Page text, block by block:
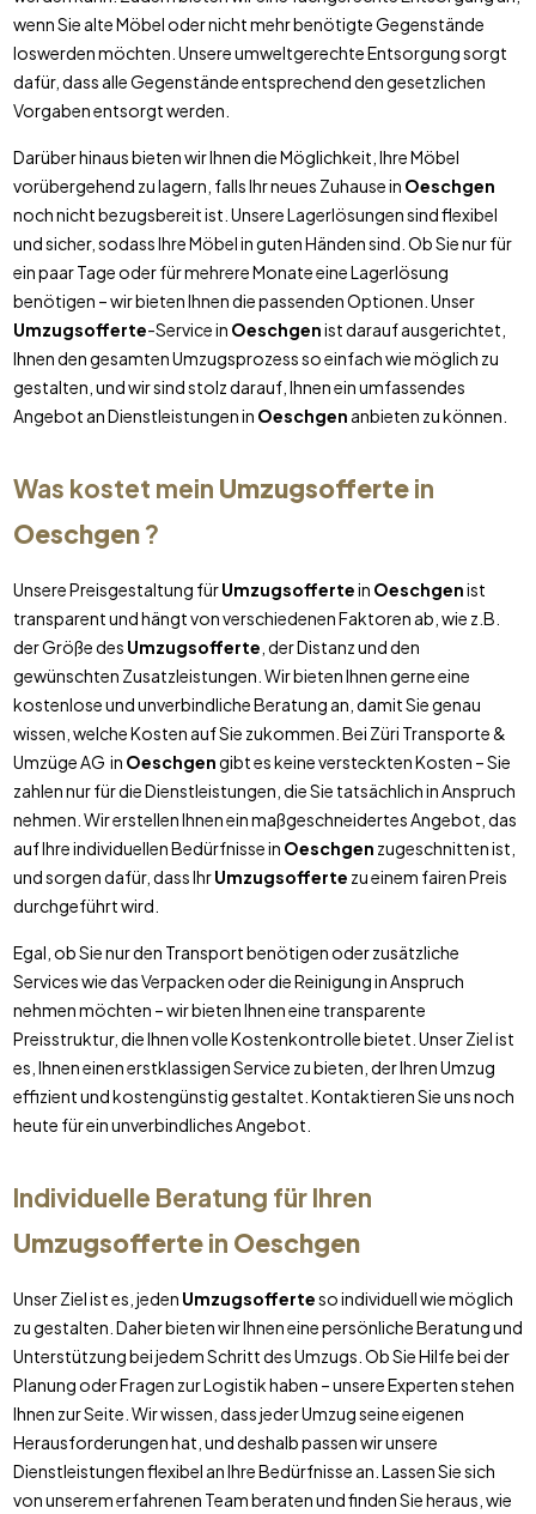
wenn Sie alte Möbel oder nicht mehr benötigte Gegenstände
loswerden möchten. Unsere umweltgerechte Entsorgung sorgt
dafür, dass alle Gegenstände entsprechend den gesetzlichen
Vorgaben entsorgt werden.
Darüber hinaus bieten wir Ihnen die Möglichkeit, Ihre Möbel
vorübergehend zu lagern, falls Ihr neues Zuhause in Oeschgen
noch nicht bezugsbereit ist. Unsere Lagerlösungen sind flexibel
und sicher, sodass Ihre Möbel in guten Händen sind. Ob Sie nur für
ein paar Tage oder für mehrere Monate eine Lagerlösung
benötigen – wir bieten Ihnen die passenden Optionen. Unser
Umzugsofferte-Service in Oeschgenist darauf ausgerichtet,
Ihnen den gesamten Umzugsprozess so einfach wie möglich zu
gestalten, und wir sind stolz darauf, Ihnen ein umfassendes
Angebot an Dienstleistungen in Oeschgen anbieten zu können.
Was kostet mein Umzugsoffertein
Oeschgen?
Unsere Preisgestaltung fürUmzugsoffertein Oeschgenist
transparent und hängt von verschiedenen Faktoren ab, wie z.B.
der Größe des Umzugsofferte , der Distanz und den
gewünschten Zusatzleistungen. Wir bieten Ihnen gerne eine
kostenlose und unverbindliche Beratung an, damit Sie genau
wissen, welche Kosten auf Sie zukommen. Bei Züri Transporte &
Umzüge AG in Oeschgengibt es keine versteckten Kosten – Sie
zahlen nur für die Dienstleistungen, die Sie tatsächlich in Anspruch
nehmen. Wir erstellen Ihnen ein maßgeschneidertes Angebot, das
auf Ihre individuellen Bedürfnisse in Oeschgen zugeschnitten ist,
und sorgen dafür, dass IhrUmzugsofferte zu einem fairen Preis
durchgeführt wird.
Egal, ob Sie nur den Transport benötigen oder zusätzliche
Services wie das Verpacken oder die Reinigung in Anspruch
nehmen möchten – wir bieten Ihnen eine transparente
Preisstruktur, die Ihnen volle Kostenkontrolle bietet. Unser Ziel ist
es, Ihnen einen erstklassigen Service zu bieten, der Ihren Umzug
effizient und kostengünstig gestaltet. Kontaktieren Sie uns noch
heute für ein unverbindliches Angebot.
Individuelle Beratung für Ihren
Umzugsoffertein Oeschgen
Unser Ziel ist es, jeden Umzugsofferteso individuell wie möglich
zu gestalten. Daher bieten wir Ihnen eine persönliche Beratung und
Unterstützung bei jedem Schritt des Umzugs. Ob Sie Hilfe bei der
Planung oder Fragen zur Logistik haben – unsere Experten stehen
Ihnen zur Seite. Wir wissen, dass jeder Umzug seine eigenen
Herausforderungen hat, und deshalb passen wir unsere
Dienstleistungen flexibel an Ihre Bedürfnisse an. Lassen Sie sich
von unserem erfahrenen Team beraten und finden Sie heraus, wie